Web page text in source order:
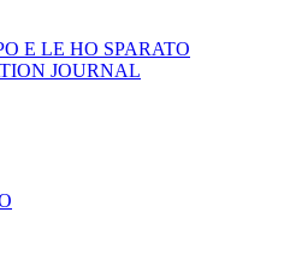
E LE HO SPARATO
JOURNAL